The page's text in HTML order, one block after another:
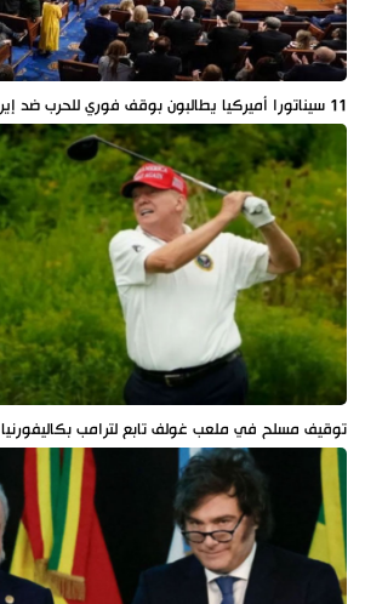
11 سيناتورا أميركيا يطالبون بوقف فوري للحرب ضد إيران
توقيف مسلح في ملعب غولف تابع لترامب بكاليفورنيا